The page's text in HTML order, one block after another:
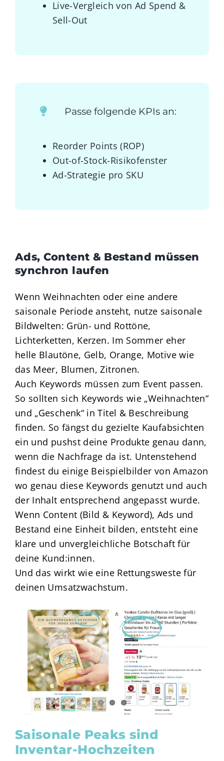
Live-Vergleich von Ad Spend &
Sell-Out
Passe folgende KPIs an:
Reorder Points (ROP)
Out-of-Stock-Risikofenster
Ad-Strategie pro SKU
Ads, Content & Bestand müssen
synchron laufen
Wenn Weihnachten oder eine andere
saisonale Periode ansteht, nutze saisonale
Bildwelten: Grün- und Rottöne,
Lichterketten, Kerzen. Im Sommer eher
helle Blautöne, Gelb, Orange, Motive wie
das Meer, Blumen, Zitronen.
Auch Keywords müssen zum Event passen.
So sollten sich Keywords wie „Weihnachten“
und „Geschenk“ in Titel & Beschreibung
finden. So fängst du gezielte Kaufabsichten
ein und pushst deine Produkte genau dann,
wenn die Nachfrage da ist. Untenstehend
findest du einige Beispielbilder von Amazon
wo genau diese Keywords genutzt und auch
der Inhalt entsprechend angepasst wurde.
Wenn Content (Bild & Keyword), Ads und
Bestand eine Einheit bilden, entsteht eine
klare und unvergleichliche Botschaft für
deine Kund:innen.
Und das wirkt wie eine Rettungsweste für
deinen Umsatzwachstum.
Saisonale Peaks sind
Inventar-Hochzeiten